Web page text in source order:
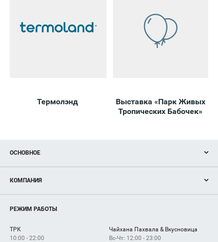
Термолэнд
Выставка «Парк Живых
Тропических Бабочек»
ОСНОВНОЕ
Новости
Магазины
Услуги
КОМПАНИЯ
Рекламодателям
Как добраться
РЕЖИМ РАБОТЫ
ТРК
10:00 - 22:00
Чайхана Пахвала & Вкусновица
Вс-Чт: 12:00 - 23:00